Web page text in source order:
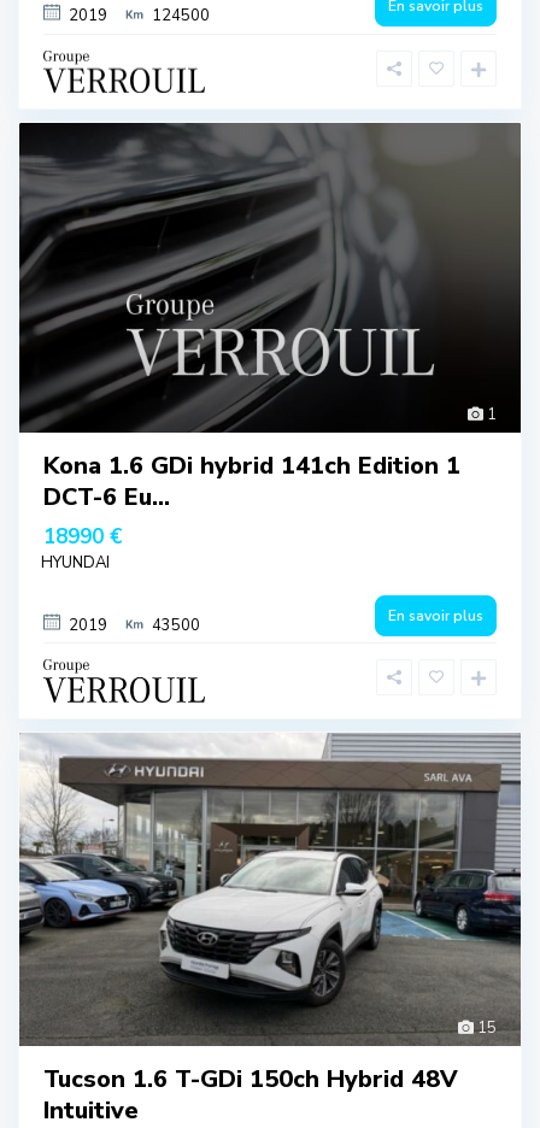
2019 124500 En savoir plus
1
Kona 1.6 GDi hybrid 141ch Edition 1
DCT-6 Eu...
18990 €
HYUNDAI
2019 43500 En savoir plus
15
Tucson 1.6 T-GDi 150ch Hybrid 48V
Intuitive